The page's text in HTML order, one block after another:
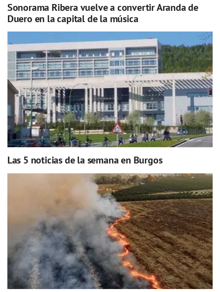
Sonorama Ribera vuelve a convertir Aranda de
Duero en la capital de la música
Las 5 noticias de la semana en Burgos